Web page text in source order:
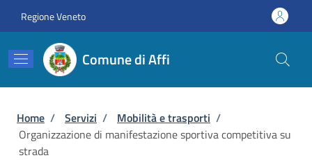
Regione Veneto
Comune di Affi
Briciole di pane
Home / Servizi / Mobilità e trasporti /
Organizzazione di manifestazione sportiva competitiva su
strada